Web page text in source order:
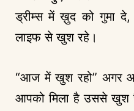
ड्रीम्स में ख़ुद को गुमा
लाइफ से खुश रहे।
“आज में खुश रहो” अगर
आपको मिला है उससे खुश